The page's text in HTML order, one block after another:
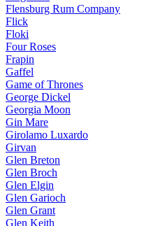
Flensburg Rum Company
Flick
Floki
Four Roses
Frapin
Gaffel
Game of Thrones
George Dickel
Georgia Moon
Gin Mare
Girolamo Luxardo
Girvan
Glen Breton
Glen Broch
Glen Elgin
Glen Garioch
Glen Grant
Glen Keith